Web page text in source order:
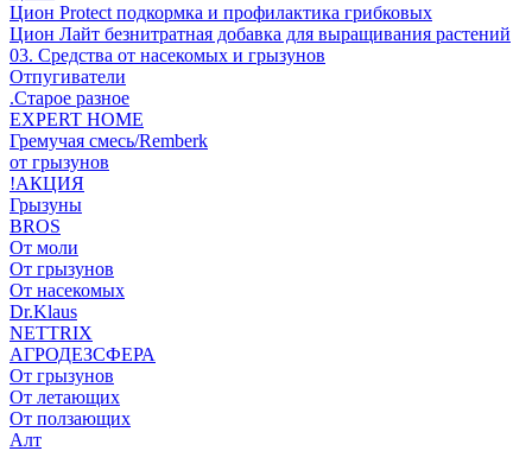
Цион Protect подкормка и профилактика грибковых
Цион Лайт безнитратная добавка для выращивания растений
03. Средства от насекомых и грызунов
Отпугиватели
.Старое разное
EXPERT HOME
Гремучая смесь/Remberk
от грызунов
!АКЦИЯ
Грызуны
BROS
От моли
От грызунов
От насекомых
Dr.Klaus
NETTRIX
АГРОДЕЗСФЕРА
От грызунов
От летающих
От ползающих
Алт